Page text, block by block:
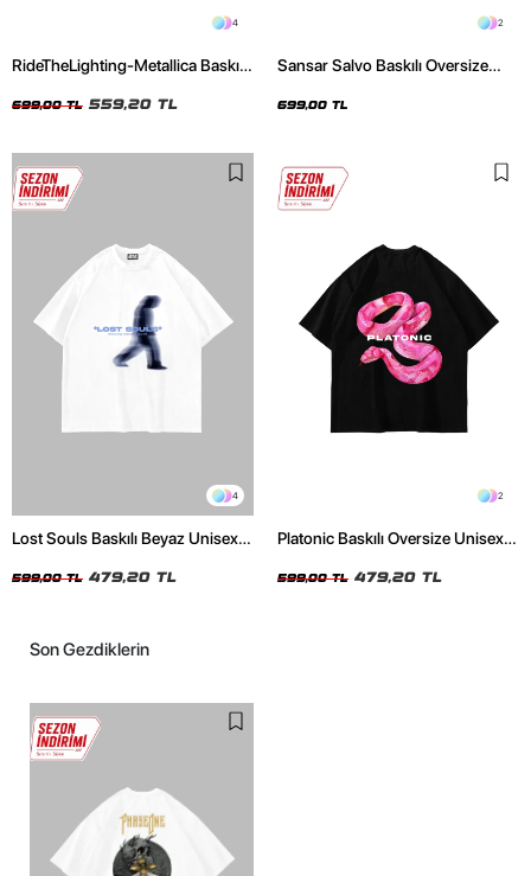
4
RideTheLighting-Metallica Baskılı
Tshirt
699,00 TL 559,20 TL
2
Sansar Salvo Baskılı Oversize
699,00 TL
4
Lost Souls Baskılı Beyaz Unisex
599,00 TL 479,20 TL
2
Platonic Baskılı Oversize Unisex
599,00 TL 479,20 TL
Son Gezdiklerin